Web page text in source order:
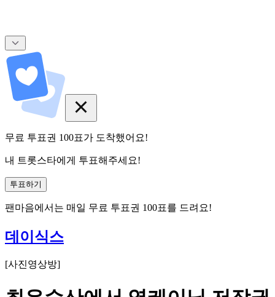
무료 투표권 100표가 도착했어요!
내 트롯스타에게 투표해주세요!
투표하기
팬마음에서는 매일 무료 투표권 100표를 드려요!
데이식스
[사진영상방]